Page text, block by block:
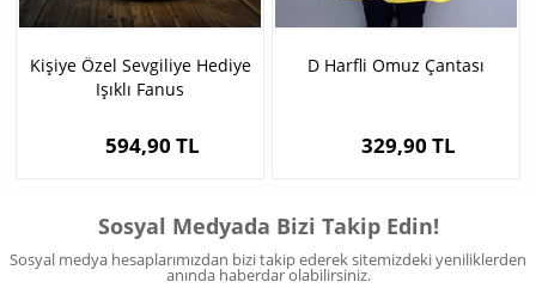
Kişiye Özel Sevgiliye Hediye
Işıklı Fanus
594,90 TL
D Harfli Omuz Çantası
329,90 TL
Sosyal Medyada Bizi Takip Edin!
Sosyal medya hesaplarımızdan bizi takip ederek sitemizdeki yeniliklerden
anında haberdar olabilirsiniz.